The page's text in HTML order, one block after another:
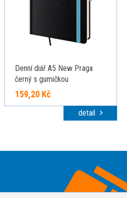
Denní diář A5 New Praga
černý s gumičkou
159,20 Kč
detail